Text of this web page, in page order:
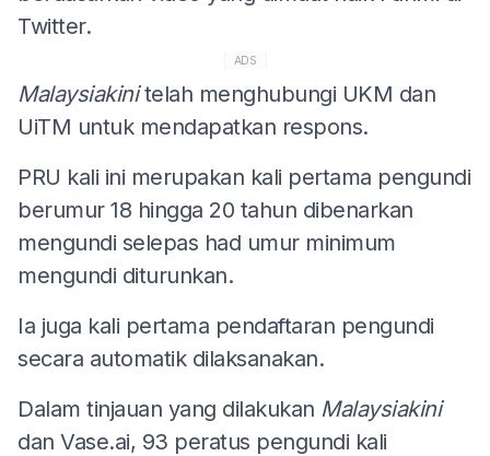
Twitter.
ADS
Malaysiakinitelah menghubungi UKM dan
UiTM untuk mendapatkan respons.
PRU kali ini merupakan kali pertama pengundi
berumur 18 hingga 20 tahun dibenarkan
mengundi selepas had umur minimum
mengundi diturunkan.
Ia juga kali pertama pendaftaran pengundi
secara automatik dilaksanakan.
Dalam tinjauan yang dilakukan Malaysiakini
dan Vase.ai, 93 peratus pengundi kali